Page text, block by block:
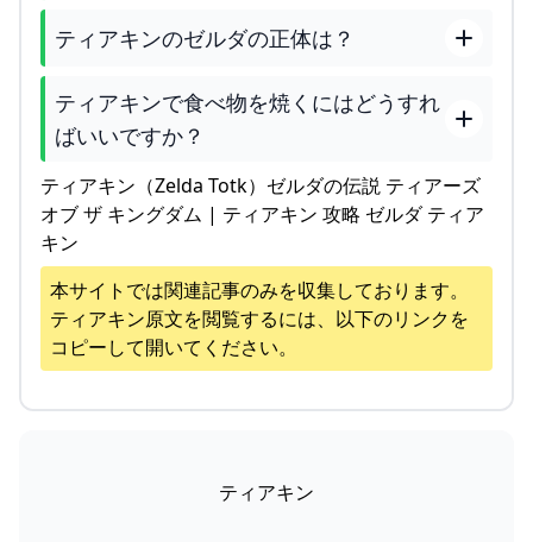
ティアキンのゼルダの正体は？
ティアキンで食べ物を焼くにはどうすれ
ばいいですか？
ティアキン（Zelda Totk）ゼルダの伝説 ティアーズ
オブ ザ キングダム | ティアキン 攻略 ゼルダ ティア
キン
本サイトでは関連記事のみを収集しております。
ティアキン原文を閲覧するには、以下のリンクを
コピーして開いてください。
ティアキン